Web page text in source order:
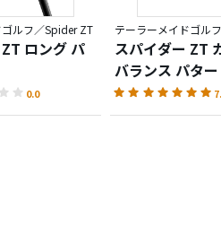
ルフ／Spider ZT
ロング パ
0.0
テーラーメイドゴル
スパイダー ZT
バランス パター